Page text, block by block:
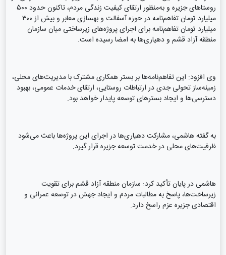
روستاهای جزیره و به‌منظور ارتقای کیفیت زندگی مردم، تاکنون حدود ۵۰۰
میلیارد تومان تفاهم‌نامه در حوزه آسفالت و بهسازی معابر و بیش از ۳۰۰
میلیارد تومان تفاهم‌نامه برای اجرای پروژه‌های زیرساختی میان سازمان
منطقه آزاد قشم و دهیاری‌ها به امضا رسیده است.
وی افزود: این تفاهم‌نامه‌ها بر بستر همکاری مشترک با مدیریت‌های محلی،
زمینه‌ساز تحولی جدی در ارتباطات روستایی، ارتقای خدمات عمومی، بهبود
دسترسی‌ها و ایجاد بسترهای توسعه پایدار خواهد بود.
به گفته هاشمی، مشارکت دهیاری‌ها در اجرای این پروژه‌ها باعث می‌شود
ظرفیت‌های محلی در خدمت توسعه جزیره قرار گیرد.
هاشمی در پایان تأکید کرد: سازمان منطقه آزاد قشم برای تقویت
زیرساخت‌ها، پاسخ به مطالبات مردم و ایجاد جهش در توسعه عمرانی و
اقتصادی جزیره عزم راسخ دارد.